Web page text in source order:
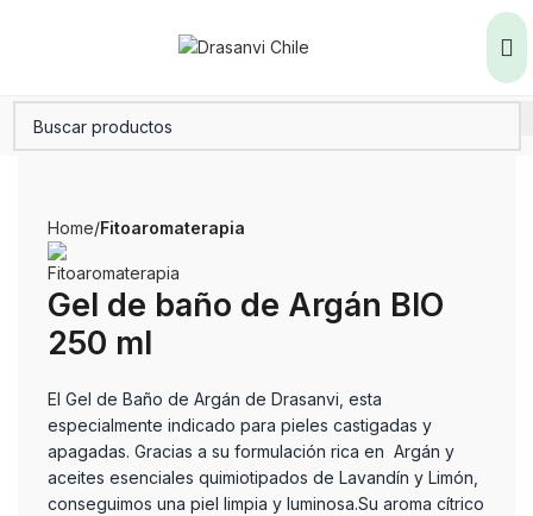
Home Fitoaromaterapia
Gel de baño de Argán BIO
250 ml
El Gel de Baño de Argán de Drasanvi, esta
especialmente indicado para pieles castigadas y
apagadas. Gracias a su formulación rica en Argán y
aceites esenciales quimiotipados de Lavandín y Limón,
conseguimos una piel limpia y luminosa.Su aroma cítrico